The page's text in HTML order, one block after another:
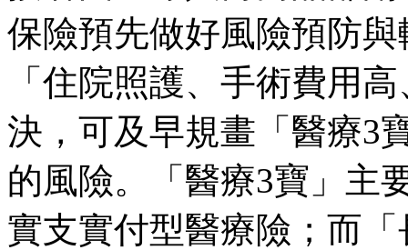
保險預先做好風險預防
「住院照護、手術費用
決，可及早規畫「醫療3
的風險。「醫療3寶」主
實支實付型醫療險；而